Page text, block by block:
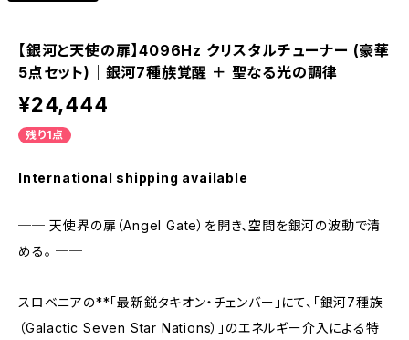
【銀河と天使の扉】4096Hz クリスタルチューナー (豪華
5点セット)｜銀河7種族覚醒 ＋ 聖なる光の調律
¥24,444
残り1点
International shipping available
── 天使界の扉（Angel Gate）を開き、空間を銀河の波動で清
める。 ──
スロベニアの**「最新鋭タキオン・チェンバー」にて、「銀河7種族
（Galactic Seven Star Nations）」のエネルギー介入による特